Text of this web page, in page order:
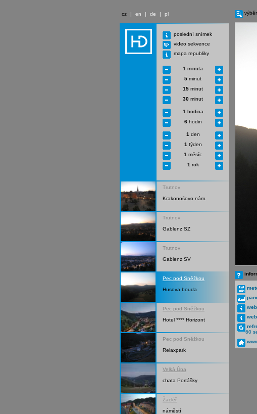
cz | en | de | pl
poslední snímek
video sekvence
mapa republiky
1 minuta
5 minut
15 minut
30 minut
1 hodina
6hodin
1 den
1 týden
1 měsíc
1 rok
Trutnov
Krakonošovo nám.
Trutnov
Gablenz SZ
Trutnov
Gablenz SV
Pec pod Sněžkou
Husova bouda
Pec pod Sněžkou
Hotel **** Horizont
Pec pod Sněžkou
Relaxpark
Velká Úpa
chata Portášky
Žacléř
náměstí
60